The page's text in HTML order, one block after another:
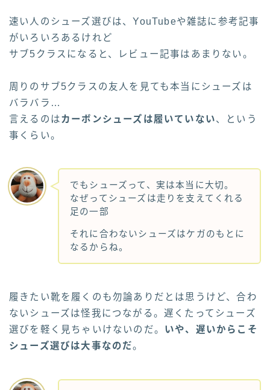
速い人のシューズ選びは、YouTubeや雑誌に参考記事
がいろいろあるけれど
サブ5クラスになると、レビュー記事はあまりない。
周りのサブ5クラスの友人を見ても本当にシューズは
バラバラ…
言えるのはカーボンシューズは履いていない、という
事くらい。
でもシューズって、実は本当に大切。
なぜってシューズは走りを支えてくれる
足の一部
それに合わないシューズはケガのもとに
なるからね。
履きたい靴を履くのも勿論ありだとは思うけど、合わ
ないシューズは怪我につながる。遅くたってシューズ
選びを軽く見ちゃいけないのだ。 いや、遅いからこそ
シューズ選びは大事なのだ。